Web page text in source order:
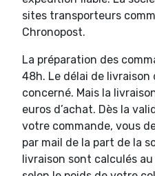
sites transporteurs
Chronopost.
La préparation des
48h. Le délai de
concerné. Mais la
euros d’achat. Dès la
votre commande, vous
par mail de la part de la
livraison sont calculés